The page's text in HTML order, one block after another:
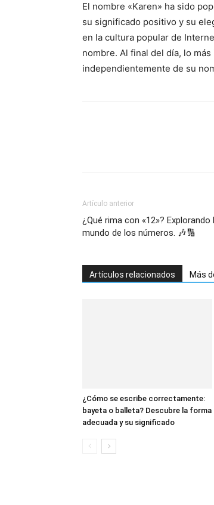
El nombre «Karen» ha sido
su significado positivo y su
en la cultura popular de
nombre. Al final del día, lo
independientemente de su
Artículo anterior
¿Qué rima con «12»? Explorando
mundo de los números. 🎶🔢
Artículos relacionados Más
¿Cómo se escribe correctamente:
bayeta o balleta? Descubre la forma
adecuada y su significado